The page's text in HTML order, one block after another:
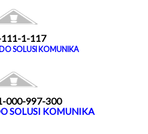
1-117
SOLUSI KOMUNIKA
000-997-300
SOLUSI KOMUNIKA